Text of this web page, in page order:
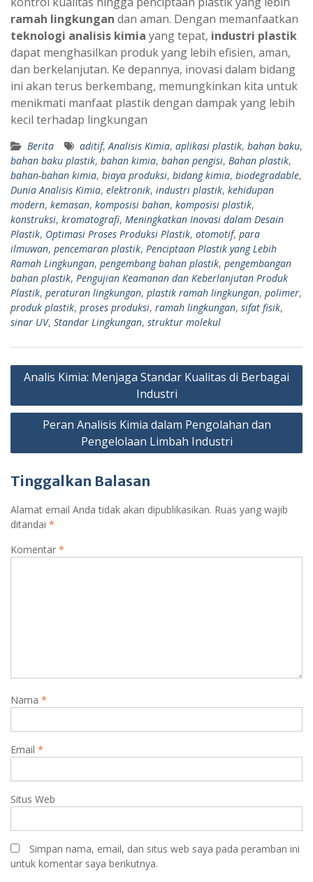
ramah lingkungan dan aman. Dengan memanfaatkan
teknologi analisis kimia yang tepat, industri plastik
dapat menghasilkan produk yang lebih efisien, aman,
dan berkelanjutan. Ke depannya, inovasi dalam bidang
ini akan terus berkembang, memungkinkan kita untuk
menikmati manfaat plastik dengan dampak yang lebih
kecil terhadap lingkungan
Berita aditif, Analisis Kimia, aplikasi plastik, bahan baku,
bahan baku plastik, bahan kimia, bahan pengisi, Bahan plastik,
bahan-bahan kimia, biaya produksi, bidang kimia, biodegradable,
Dunia Analisis Kimia, elektronik, industri plastik, kehidupan
modern, kemasan, komposisi bahan, komposisi plastik,
konstruksi, kromatografi, Meningkatkan Inovasi dalam Desain
Plastik, Optimasi Proses Produksi Plastik, otomotif, para
ilmuwan, pencemaran plastik, Penciptaan Plastik yang Lebih
Ramah Lingkungan, pengembang bahan plastik, pengembangan
bahan plastik, Pengujian Keamanan dan Keberlanjutan Produk
Plastik, peraturan lingkungan, plastik ramah lingkungan, polimer,
produk plastik, proses produksi, ramah lingkungan, sifat fisik,
sinar UV, Standar Lingkungan, struktur molekul
Navigasi
Analis Kimia: Menjaga Standar Kualitas di Berbagai
Industri
Peran Analisis Kimia dalam Pengolahan dan
Pengelolaan Limbah Industri
Tinggalkan Balasan
Alamat email Anda tidak akan dipublikasikan. Ruas yang wajib
ditandai *
Komentar *
Nama *
Email *
Situs Web
Simpan nama, email, dan situs web saya pada peramban ini
untuk komentar saya berikutnya.